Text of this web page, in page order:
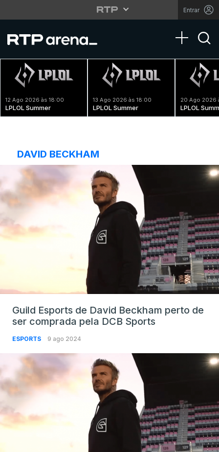
Entrar
Toggle
12 Ago 2026 às 18:00
LPLOL Summer
13 Ago 2026 às 18:00
LPLOL Summer
20 Ago 2026
LPLOL
DAVID BECKHAM
Guild Esports de David Beckham perto de
ser comprada pela DCB Sports
ESPORTS 9 ago 2024